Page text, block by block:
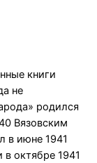
книги
не
родился
Вязовским
в июне 1941
октябре 1941